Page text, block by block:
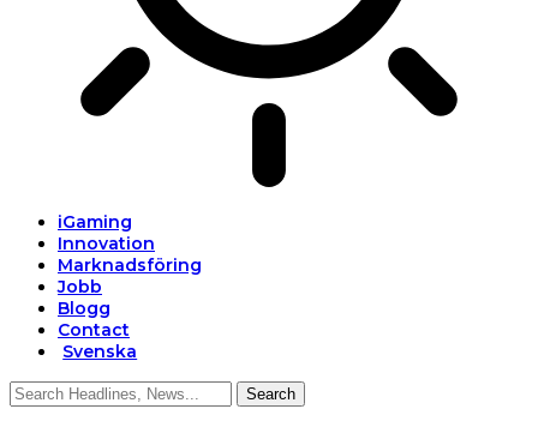
iGaming
Innovation
Marknadsföring
Jobb
Blogg
Contact
Svenska